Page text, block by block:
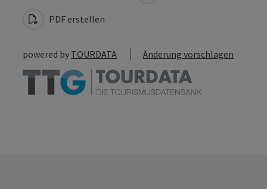
PDF erstellen
powered by TOURDATA Änderung vorschlagen